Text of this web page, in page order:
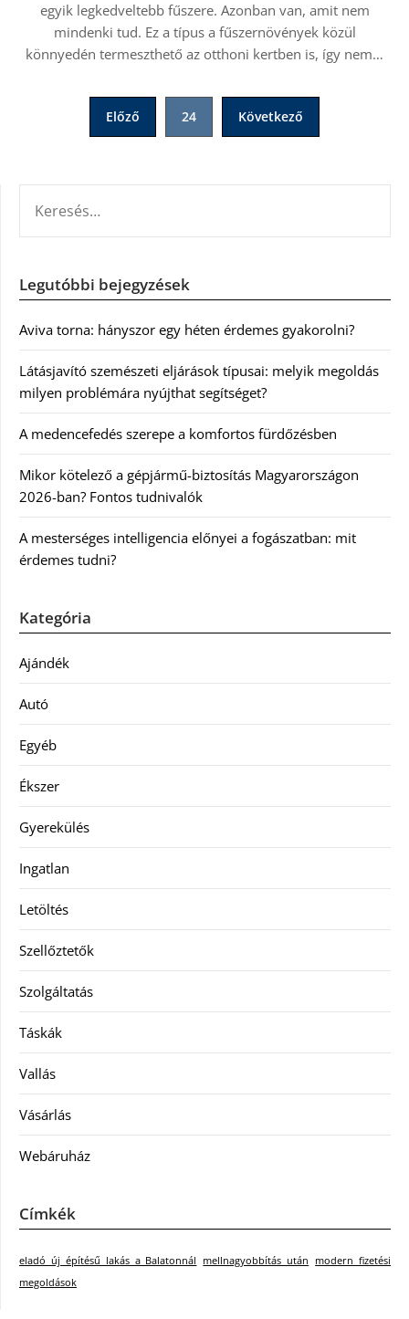
egyik legkedveltebb fűszere. Azonban van, amit nem
mindenki tud. Ez a típus a fűszernövények közül
könnyedén termeszthető az otthoni kertben is, így nem…
BejegyzésekElőző 24 Következő
Legutóbbi bejegyzések
Aviva torna: hányszor egy héten érdemes gyakorolni?
Látásjavító szemészeti eljárások típusai: melyik megoldás
milyen problémára nyújthat segítséget?
A medencefedés szerepe a komfortos fürdőzésben
Mikor kötelező a gépjármű-biztosítás Magyarországon
2026-ban? Fontos tudnivalók
A mesterséges intelligencia előnyei a fogászatban: mit
érdemes tudni?
Kategória
Ajándék
Autó
Egyéb
Ékszer
Gyerekülés
Ingatlan
Letöltés
Szellőztetők
Szolgáltatás
Táskák
Vallás
Vásárlás
Webáruház
Címkék
eladó új építésű lakás a Balatonnál mellnagyobbítás után
modern fizetési
megoldások